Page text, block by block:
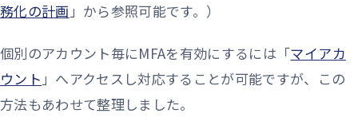
務化の計画」から参照可能です。）
個別のアカウント毎にMFAを有効にするには「マイアカ
ウント 」へアクセスし対応することが可能ですが、この
方法もあわせて整理しました。